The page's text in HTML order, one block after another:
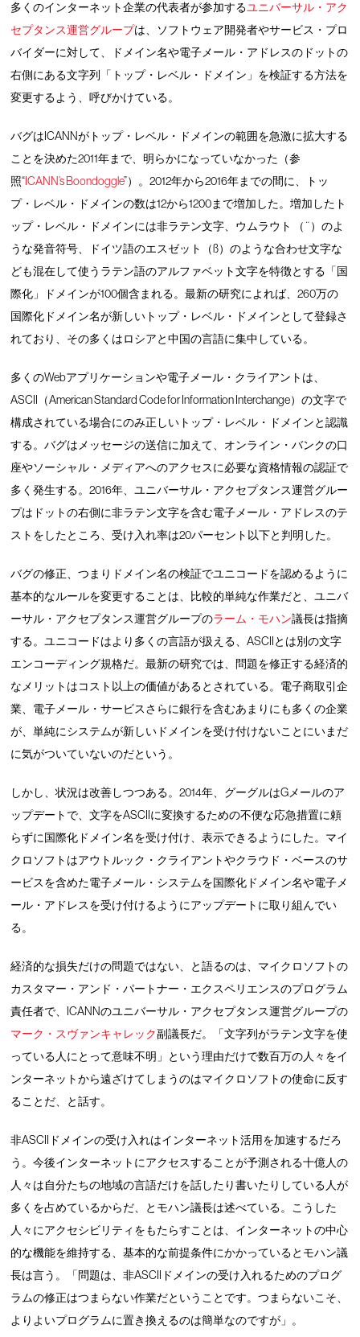
多くのインターネット企業の代表者が参加するユニバーサル・アク
セプタンス運営グループは、ソフトウェア開発者やサービス・プロ
バイダーに対して、ドメイン名や電子メール・アドレスのドットの
右側にある文字列「トップ・レベル・ドメイン」を検証する方法を
変更するよう、呼びかけている。
バグはICANNがトップ・レベル・ドメインの範囲を急激に拡大する
ことを決めた2011年まで、明らかになっていなかった（参
照“ICANN’s Boondoggle”）。2012年から2016年までの間に、トッ
プ・レベル・ドメインの数は12から1200まで増加した。増加したト
ップ・レベル・ドメインには非ラテン文字、ウムラウト （¨）のよ
うな発音符号、ドイツ語のエスゼット（ß）のような合わせ文字な
ども混在して使うラテン語のアルファベット文字を特徴とする「国
際化」ドメインが100個含まれる。最新の研究によれば、260万の
国際化ドメイン名が新しいトップ・レベル・ドメインとして登録さ
れており、その多くはロシアと中国の言語に集中している。
多くのWebアプリケーションや電子メール・クライアントは、
ASCII（American Standard Code for Information Interchange）の文字で
構成されている場合にのみ正しいトップ・レベル・ドメインと認識
する。バグはメッセージの送信に加えて、オンライン・バンクの口
座やソーシャル・メディアへのアクセスに必要な資格情報の認証で
多く発生する。2016年、ユニバーサル・アクセプタンス運営グルー
プはドットの右側に非ラテン文字を含む電子メール・アドレスのテ
ストをしたところ、受け入れ率は20パーセント以下と判明した。
バグの修正、つまりドメイン名の検証でユニコードを認めるように
基本的なルールを変更することは、比較的単純な作業だと、ユニバ
ーサル・アクセプタンス運営グループのラーム・モハン議長は指摘
する。ユニコードはより多くの言語が扱える、ASCIIとは別の文字
エンコーディング規格だ。最新の研究では、問題を修正する経済的
なメリットはコスト以上の価値があるとされている。電子商取引企
業、電子メール・サービスさらに銀行を含むあまりにも多くの企業
が、単純にシステムが新しいドメインを受け付けないことにいまだ
に気がついていないのだという。
しかし、状況は改善しつつある。2014年、グーグルはGメールのア
ップデートで、文字をASCIIに変換するための不便な応急措置に頼
らずに国際化ドメイン名を受け付け、表示できるようにした。マイ
クロソフトはアウトルック・クライアントやクラウド・ベースのサ
ービスを含めた電子メール・システムを国際化ドメイン名や電子メ
ール・アドレスを受け付けるようにアップデートに取り組んでい
る。
経済的な損失だけの問題ではない、と語るのは、マイクロソフトの
カスタマー・アンド・パートナー・エクスペリエンスのプログラム
責任者で、ICANNのユニバーサル・アクセプタンス運営グループの
マーク・スヴァンキャレック副議長だ。「文字列がラテン文字を使
っている人にとって意味不明」という理由だけで数百万の人々をイ
ンターネットから遠ざけてしまうのはマイクロソフトの使命に反す
ることだ、と話す。
非ASCIIドメインの受け入れはインターネット活用を加速するだろ
う。今後インターネットにアクセスすることが予測される十億人の
人々は自分たちの地域の言語だけを話したり書いたりしている人が
多くを占めているからだ、とモハン議長は述べている。こうした
人々にアクセシビリティをもたらすことは、インターネットの中心
的な機能を維持する、基本的な前提条件にかかっているとモハン議
長は言う。「問題は、非ASCIIドメインの受け入れるためのプログ
ラムの修正はつまらない作業だということです。つまらないこそ、
よりよいプログラムに置き換えるのは簡単なのですが」。